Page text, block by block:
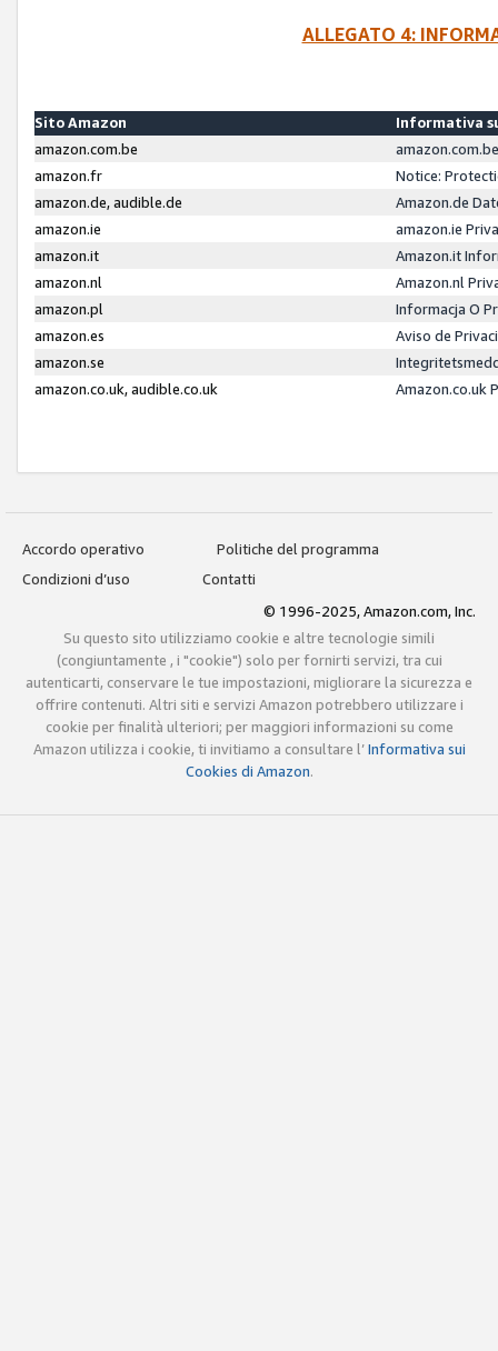
ALLEGATO 4:
Sito Amazon
Informativa
amazon.com.be
amazon.fr
Notice:
amazon.de, audible.de
Amazon.de
amazon.ie
amazon.ie
amazon.it
Amazon.it
amazon.nl
Amazon.nl
amazon.pl
Informacja O
amazon.es
Aviso de
amazon.se
amazon.co.uk, audible.co.uk
Amazon.co.uk
Accordo operativo
Politiche del programma
Condizioni d’uso
Contatti
© 1996-2025, Amazon.com, Inc.
Su questo sito utilizziamo cookie e altre tecnologie simili
(congiuntamente , i "cookie") solo per fornirti servizi, tra cui
autenticarti, conservare le tue impostazioni, migliorare la sicurezza e
offrire contenuti. Altri siti e servizi Amazon potrebbero utilizzare i
cookie per finalità ulteriori; per maggiori informazioni su come
Amazon utilizza i cookie, ti invitiamo a consultare l’Informativa sui
Cookies di Amazon.